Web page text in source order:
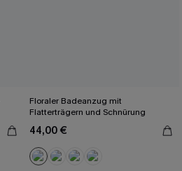
Floraler Badeanzug mit
Flatterträgern und Schnürung
44,00 €